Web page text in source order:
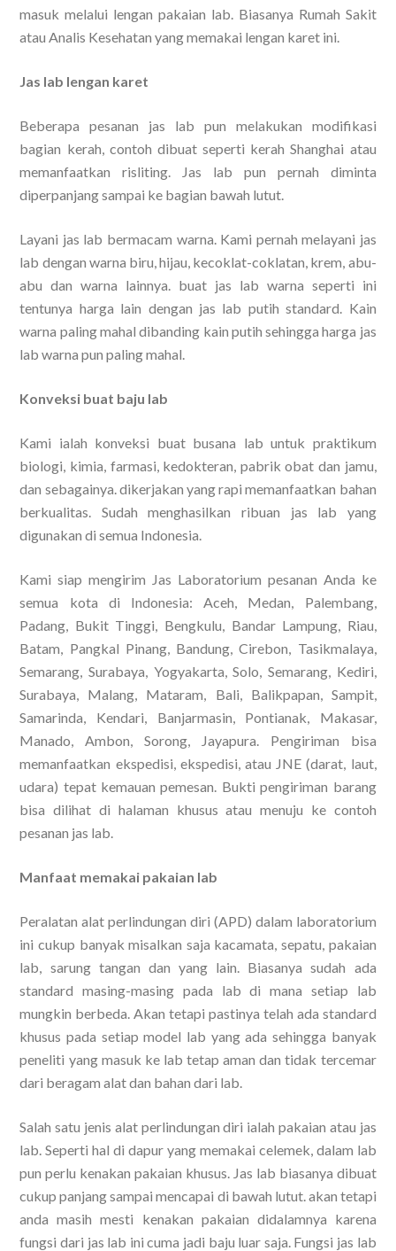
masuk melalui lengan pakaian lab. Biasanya Rumah Sakit
atau Analis Kesehatan yang memakai lengan karet ini.
Jas lab lengan karet
Beberapa pesanan jas lab pun melakukan modifikasi
bagian kerah, contoh dibuat seperti kerah Shanghai atau
memanfaatkan risliting. Jas lab pun pernah diminta
diperpanjang sampai ke bagian bawah lutut.
Layani jas lab bermacam warna. Kami pernah melayani jas
lab dengan warna biru, hijau, kecoklat-coklatan, krem, abu-
abu dan warna lainnya. buat jas lab warna seperti ini
tentunya harga lain dengan jas lab putih standard. Kain
warna paling mahal dibanding kain putih sehingga harga jas
lab warna pun paling mahal.
Konveksi buat baju lab
Kami ialah konveksi buat busana lab untuk praktikum
biologi, kimia, farmasi, kedokteran, pabrik obat dan jamu,
dan sebagainya. dikerjakan yang rapi memanfaatkan bahan
berkualitas. Sudah menghasilkan ribuan jas lab yang
digunakan di semua Indonesia.
Kami siap mengirim Jas Laboratorium pesanan Anda ke
semua kota di Indonesia: Aceh, Medan, Palembang,
Padang, Bukit Tinggi, Bengkulu, Bandar Lampung, Riau,
Batam, Pangkal Pinang, Bandung, Cirebon, Tasikmalaya,
Semarang, Surabaya, Yogyakarta, Solo, Semarang, Kediri,
Surabaya, Malang, Mataram, Bali, Balikpapan, Sampit,
Samarinda, Kendari, Banjarmasin, Pontianak, Makasar,
Manado, Ambon, Sorong, Jayapura. Pengiriman bisa
memanfaatkan ekspedisi, ekspedisi, atau JNE (darat, laut,
udara) tepat kemauan pemesan. Bukti pengiriman barang
bisa dilihat di halaman khusus atau menuju ke contoh
pesanan jas lab.
Manfaat memakai pakaian lab
Peralatan alat perlindungan diri (APD) dalam laboratorium
ini cukup banyak misalkan saja kacamata, sepatu, pakaian
lab, sarung tangan dan yang lain. Biasanya sudah ada
standard masing-masing pada lab di mana setiap lab
mungkin berbeda. Akan tetapi pastinya telah ada standard
khusus pada setiap model lab yang ada sehingga banyak
peneliti yang masuk ke lab tetap aman dan tidak tercemar
dari beragam alat dan bahan dari lab.
Salah satu jenis alat perlindungan diri ialah pakaian atau jas
lab. Seperti hal di dapur yang memakai celemek, dalam lab
pun perlu kenakan pakaian khusus. Jas lab biasanya dibuat
cukup panjang sampai mencapai di bawah lutut. akan tetapi
anda masih mesti kenakan pakaian didalamnya karena
fungsi dari jas lab ini cuma jadi baju luar saja. Fungsi jas lab